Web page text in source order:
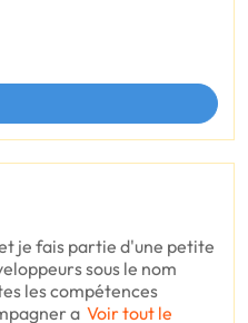
je fais partie d'une petite
sous le nom
les compétences
a Voir tout le